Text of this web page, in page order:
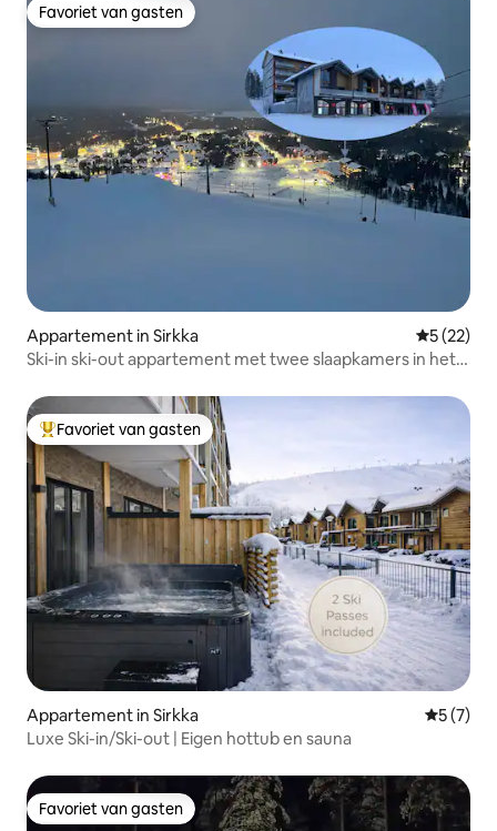
Favoriet van gasten
Favoriet van gasten
Appartement in Sirkka
5 (22)
Ski-in ski-out appartement met twee slaapkamers in het
Topfavoriet van gasten
Favoriet van gasten
Appartement in Sirkka
5 (7)
Luxe Ski-in/Ski-out | Eigen hottub en sauna
Favoriet van gasten
Favoriet van gasten